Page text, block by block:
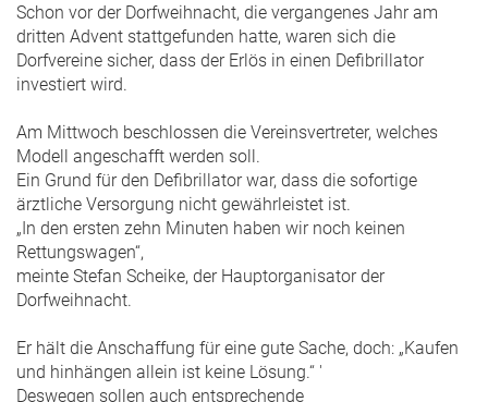
Schon vor der Dorfweihnacht, die vergangenes Jahr am
dritten Advent stattgefunden hatte, waren sich die
Dorfvereine sicher, dass der Erlös in einen Defibrillator
investiert wird.
Am Mittwoch beschlossen die Vereinsvertreter, welches
Modell angeschafft werden soll.
Ein Grund für den Defibrillator war, dass die sofortige
ärztliche Versorgung nicht gewährleistet ist.
„In den ersten zehn Minuten haben wir noch keinen
Rettungswagen“,
meinte Stefan Scheike, der Hauptorganisator der
Dorfweihnacht.
Er hält die Anschaffung für eine gute Sache, doch: „Kaufen
und hinhängen allein ist keine Lösung.“ '
Deswegen sollen auch entsprechende